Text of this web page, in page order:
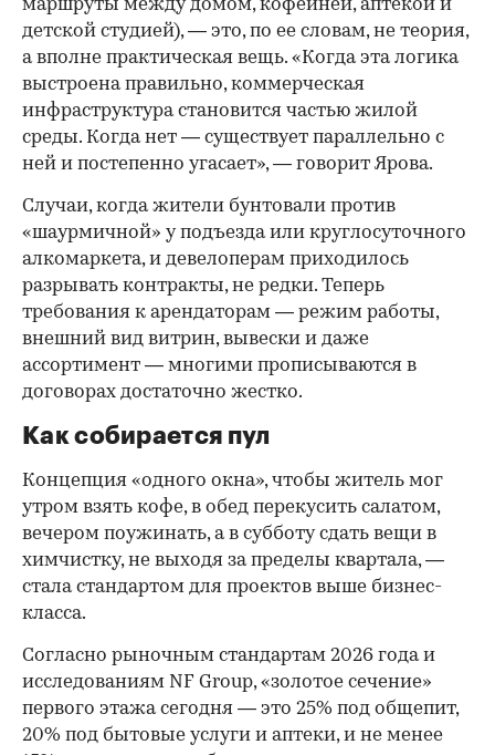
маршруты между домом, кофейней, аптекой и
детской студией), — это, по ее словам, не теория,
а вполне практическая вещь. «Когда эта логика
выстроена правильно, коммерческая
инфраструктура становится частью жилой
среды. Когда нет — существует параллельно с
ней и постепенно угасает», — говорит Ярова.
Случаи, когда жители бунтовали против
«шаурмичной» у подъезда или круглосуточного
алкомаркета, и девелоперам приходилось
разрывать контракты, не редки. Теперь
требования к арендаторам — режим работы,
внешний вид витрин, вывески и даже
ассортимент — многими прописываются в
договорах достаточно жестко.
Как собирается пул
Концепция «одного окна», чтобы житель мог
утром взять кофе, в обед перекусить салатом,
вечером поужинать, а в субботу сдать вещи в
химчистку, не выходя за пределы квартала, —
стала стандартом для проектов выше бизнес-
класса.
Согласно рыночным стандартам 2026 года и
исследованиям NF Group, «золотое сечение»
первого этажа сегодня — это 25% под общепит,
20% под бытовые услуги и аптеки, и не менее